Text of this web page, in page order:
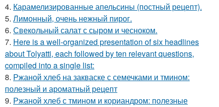
4. Карамелизированные апельсины (постный рецепт).
5. Лимонный, очень нежный пирог.
6. Свекольный салат с сыром и чесноком.
7. Here is a well-organized presentation of six headlines
about Tolyatti, each followed by ten relevant questions,
compiled into a single list:
8. Ржаной хлеб на закваске с семечками и тмином:
полезный и ароматный рецепт
9. Ржаной хлеб с тмином и кориандром: полезные